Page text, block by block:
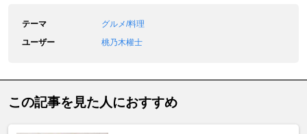
テーマ
グルメ/料理
ユーザー
桃乃木權士
この記事を見た人におすすめ